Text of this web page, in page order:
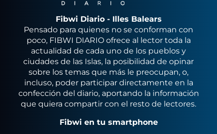
Fibwi Diario - Illes Balears
Pensado para quienes no se conforman con
poco, FIBWI DIARIO ofrece al lector toda la
actualidad de cada uno de los pueblos y
ciudades de las Islas, la posibilidad de opinar
sobre los temas que más le preocupan, o,
incluso, poder participar directamente en la
confección del diario, aportando la información
que quiera compartir con el resto de lectores.
Fibwi en tu smartphone